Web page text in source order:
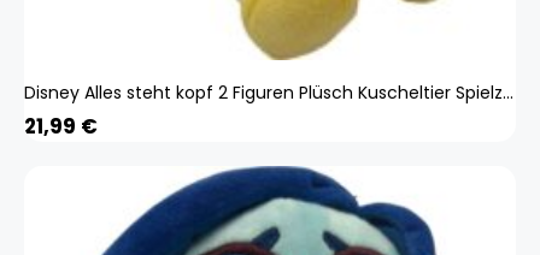
Disney Alles steht kopf 2 Figuren Plüsch Kuscheltier Spielzeug Spiel Plüschtier Freude 65456465
21,99 €